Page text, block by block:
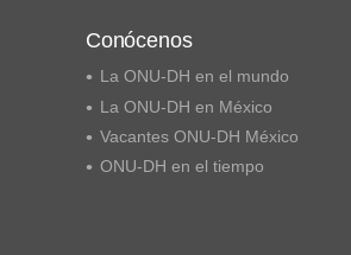
Conócenos
La ONU-DH en el mundo
La ONU-DH en México
Vacantes ONU-DH México
ONU-DH en el tiempo